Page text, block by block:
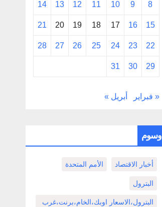
8
9
10
11
12
13
14
15
16
17
18
19
20
21
22
23
24
25
26
27
28
29
30
31
« فبراير أبريل »
وسوم
أخبار الاقتصاد الأمم المتحدة
البترول
البترول،الاسعار اوبك،الخام،برنت،غرب